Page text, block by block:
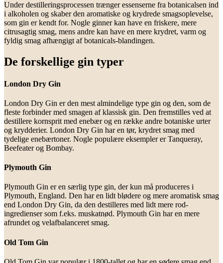
Under destilleringsprocessen trænger essenserne fra botanicalsen ind
i alkoholen og skaber den aromatiske og krydrede smagsoplevelse,
som gin er kendt for. Nogle ginner kan have en friskere, mere
citrusagtig smag, mens andre kan have en mere krydret, varm og
fyldig smag afhængigt af botanicals-blandingen.
De forskellige gin typer
London Dry Gin
London Dry Gin er den mest almindelige type gin og den, som de
fleste forbinder med smagen af klassisk gin. Den fremstilles ved at
destillere kornsprit med enebær og en række andre botaniske urter
og krydderier. London Dry Gin har en tør, krydret smag med
tydelige enebærtoner. Nogle populære eksempler er Tanqueray,
Beefeater og Bombay.
Plymouth Gin
Plymouth Gin er en særlig type gin, der kun må produceres i
Plymouth, England. Den har en lidt blødere og mere aromatisk smag
end London Dry Gin, da den destilleres med lidt mere rod-
ingredienser som f.eks. muskatnød. Plymouth Gin har en mere
afrundet og velafbalanceret smag.
Old Tom Gin